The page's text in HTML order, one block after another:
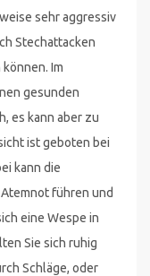
sehr aggressiv
Stechattacken
Im
gesunden
es kann aber zu
ist geboten bei
kann die
führen und
eine Wespe in
Sie sich ruhig
Schläge, oder